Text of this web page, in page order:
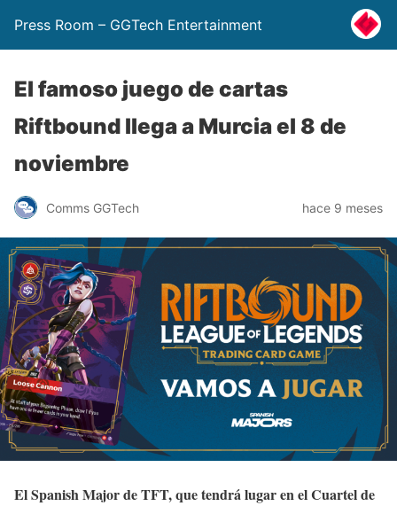
Press Room – GGTech Entertainment
El famoso juego de cartas
Riftbound llega a Murcia el 8 de
noviembre
Comms GGTech hace 9 meses
El Spanish Major de TFT, que tendrá lugar en el Cuartel de